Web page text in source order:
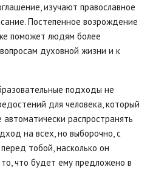
изучают православное
Постепенное возрождение
поможет людям более
духовной жизни и к
подходы не
для человека, который
распространять
на всех, но выборочно, с
тобой, насколько он
что будет ему предложено в